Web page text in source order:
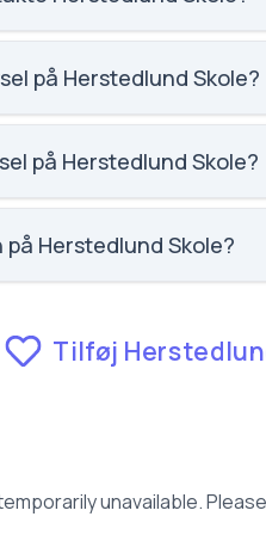
Telefon:
Søren Hald.
på Herstedlund Skole?
Skole er 3.8 ud af 5,
på Herstedlund Skole?
Skole er 3.6 ud af 5,
Herstedlund Skole?
Tilføj
unavailable.